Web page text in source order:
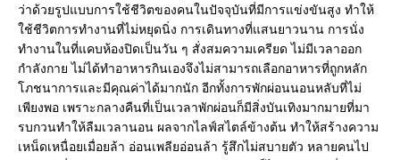
ว่าด้วยรูปแบบการใช้ชีวิตของคนในปัจจุบันที่มีการแข่งขันสูง ทำให้
ใช้ชีวิตการทำงานที่ไม่หยุดนิ่ง การเดินทางที่แสนยาวนาน การนั่ง
ทำงานในที่แคบห้องปิดเป็นวัน ๆ สั่งสมความเครียด ไม่มีเวลาออก
กำลังกาย ไม่ได้ทำอาหารกินเองจึงไม่สามารถเลือกอาหารที่ถูกหลัก
โภชนาการและมีคุณค่าได้มากนัก อีกทั้งการพักผ่อนนอนหลับที่ไม่
เพียงพอ เพราะกลางคืนที่เป็นเวลาพักผ่อนก็มีสิ่งบันเทิงมากมายที่มา
รบกวนทำให้ลืมเวลานอน ผลจากไลฟ์สไตล์ข้างต้น ทำให้สร้างความ
เหน็ดเหนื่อยเมื่อยล้า อ่อนเพลียอ่อนล้า รู้สึกไม่สบายตัว หลายคนไป